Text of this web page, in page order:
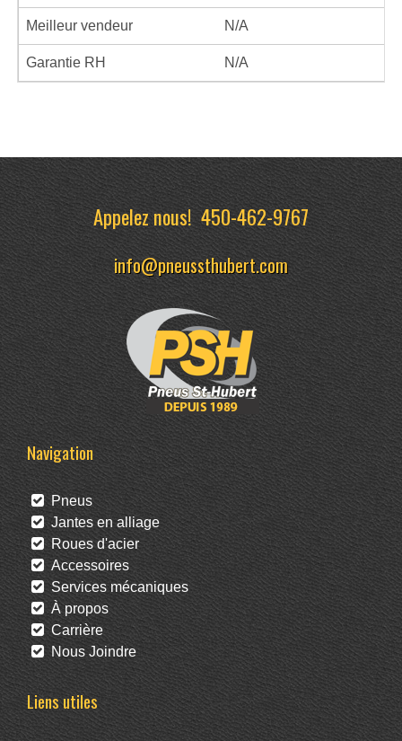
Meilleur vendeur N/A
Garantie RH N/A
Appelez nous!450-462-9767
info@pneussthubert.com
Navigation
Pneus
Jantes en alliage
Roues d'acier
Accessoires
Services mécaniques
À propos
Carrière
Nous Joindre
Liens utiles